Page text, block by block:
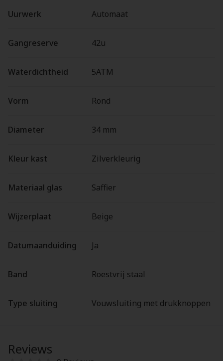
Uurwerk
Automaat
Gangreserve 42u
Waterdichtheid 5ATM
Vorm Rond
Diameter 34 mm
Kleur kast Zilverkleurig
Materiaal glas Saffier
Wijzerplaat Beige
Datumaanduiding Ja
Band Roestvrij staal
Type sluiting Vouwsluiting met drukknoppen
Reviews